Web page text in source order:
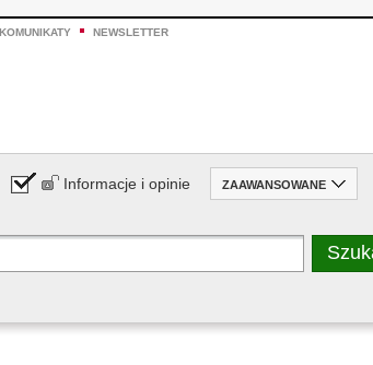
KOMUNIKATY NEWSLETTER
Informacje i opinie ZAAWANSOWANE